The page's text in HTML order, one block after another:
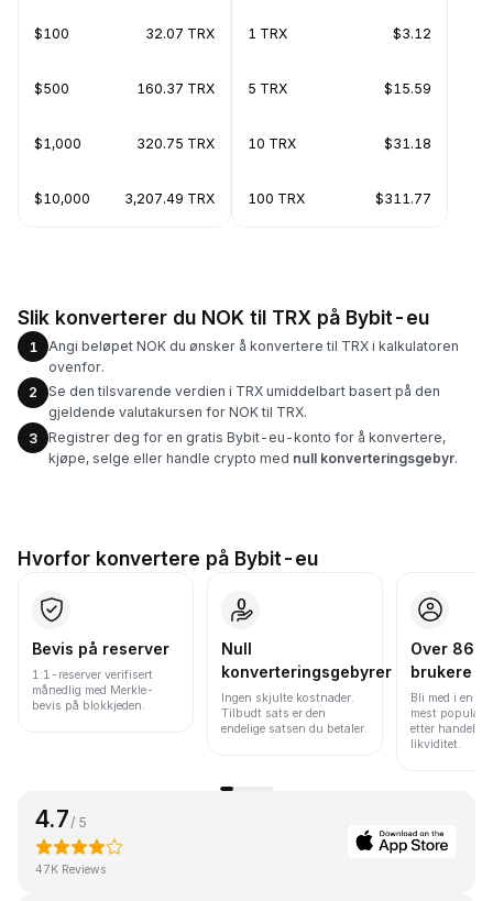
$100 32.07 TRX
$500 160.37 TRX
$1,000 320.75 TRX
$10,000 3,207.49 TRX
1 TRX $3.12
5 TRX $15.59
10 TRX $31.18
100 TRX $311.77
Slik konverterer du NOK til TRX på Bybit-eu
1
Angi beløpet NOK du ønsker å konvertere til TRX i kalkulatoren
ovenfor.
2
Se den tilsvarende verdien i TRX umiddelbart basert på den
gjeldende valutakursen for NOK til TRX.
3
Registrer deg for en gratis Bybit-eu-konto for å konvertere,
kjøpe, selge eller handle crypto med null konverteringsgebyr.
Hvorfor konvertere på Bybit-eu
Bevis på reserver
1:1-reserver verifisert
månedlig med Merkle-
bevis på blokkjeden.
Null
konverteringsgebyrer
Ingen skjulte kostnader.
Tilbudt sats er den
endelige satsen du betaler.
Over 86
brukere
Bli med i en av
mest
etter
likviditet.
4.7 / 5
47K Reviews